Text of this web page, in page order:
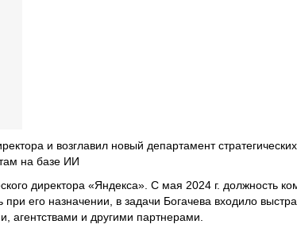
и возглавил новый департамент стратегических
на базе ИИ
директора «Яндекса». С мая 2024 г. должность
его назначении, в задачи Богачева входило
и другими партнерами.